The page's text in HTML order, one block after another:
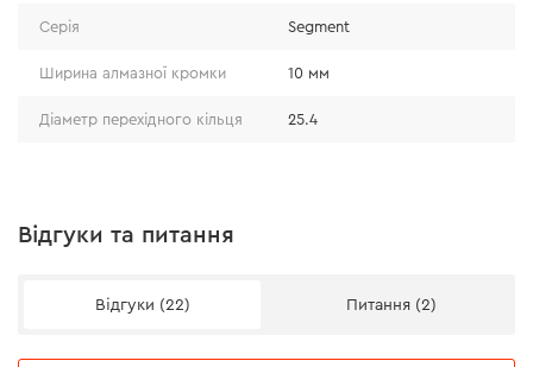
Серія Segment
Ширина алмазної кромки 10 мм
Діаметр перехідного кільця 25.4
Відгуки та питання
Відгуки (22) Питання (2)